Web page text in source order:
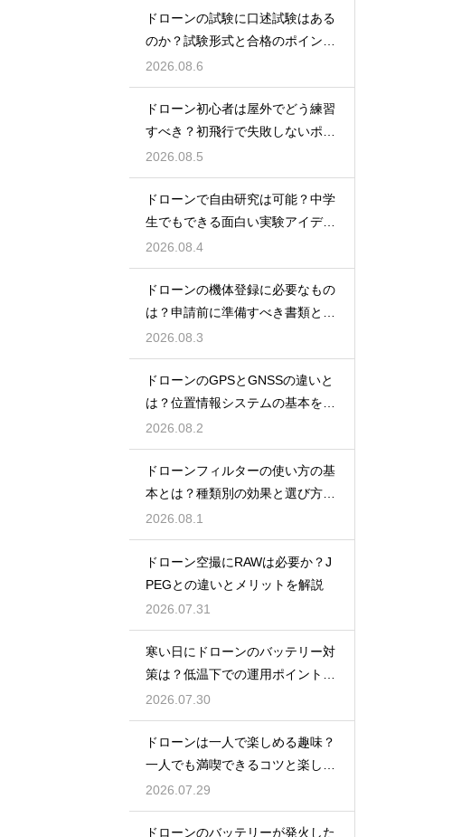
ドローンの試験に口述試験はある
のか？試験形式と合格のポイント
を解説
2026.08.6
ドローン初心者は屋外でどう練習
すべき？初飛行で失敗しないポイ
ント
2026.08.5
ドローンで自由研究は可能？中学
生でもできる面白い実験アイデア
を紹介
2026.08.4
ドローンの機体登録に必要なもの
は？申請前に準備すべき書類と情
報
2026.08.3
ドローンのGPSとGNSSの違いと
は？位置情報システムの基本を解
説
2026.08.2
ドローンフィルターの使い方の基
本とは？種類別の効果と選び方を
解説
2026.08.1
ドローン空撮にRAWは必要か？J
PEGとの違いとメリットを解説
2026.07.31
寒い日にドローンのバッテリー対
策は？低温下での運用ポイントと
注意点
2026.07.30
ドローンは一人で楽しめる趣味？
一人でも満喫できるコツと楽しみ
方
2026.07.29
ドローンのバッテリーが発火した